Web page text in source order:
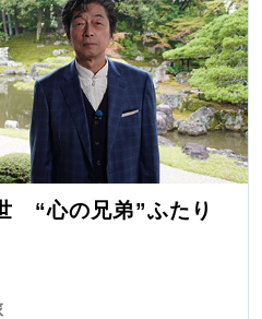
“心の兄弟”ふたり